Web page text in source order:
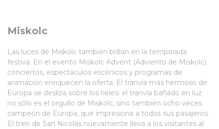
Miskolc
Las luces de Miskolc también brillan en la temporada
festiva. En el evento Miskolc Advent (Adviento de Miskolc)
conciertos, espectáculos escénicos y programas de
animación enriquecen la oferta. El tranvía más hermoso de
Europa se desliza sobre los rieles: el tranvía bañado en luz
no sólo es el orgullo de Miskolc, sino también ocho veces
campeón de Europa, que impresiona a todos sus pasajeros.
El tren de San Nicolás nuevamente lleva a los visitantes al